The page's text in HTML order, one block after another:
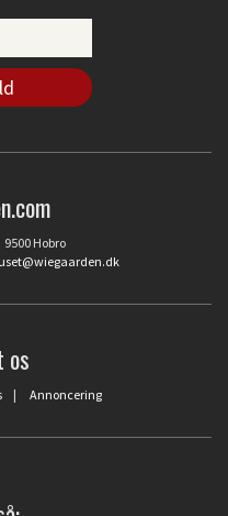
Hobro
os
| Annoncering